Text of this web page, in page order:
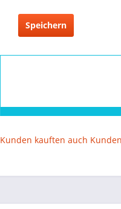
Speichern
Kunden kauften auch